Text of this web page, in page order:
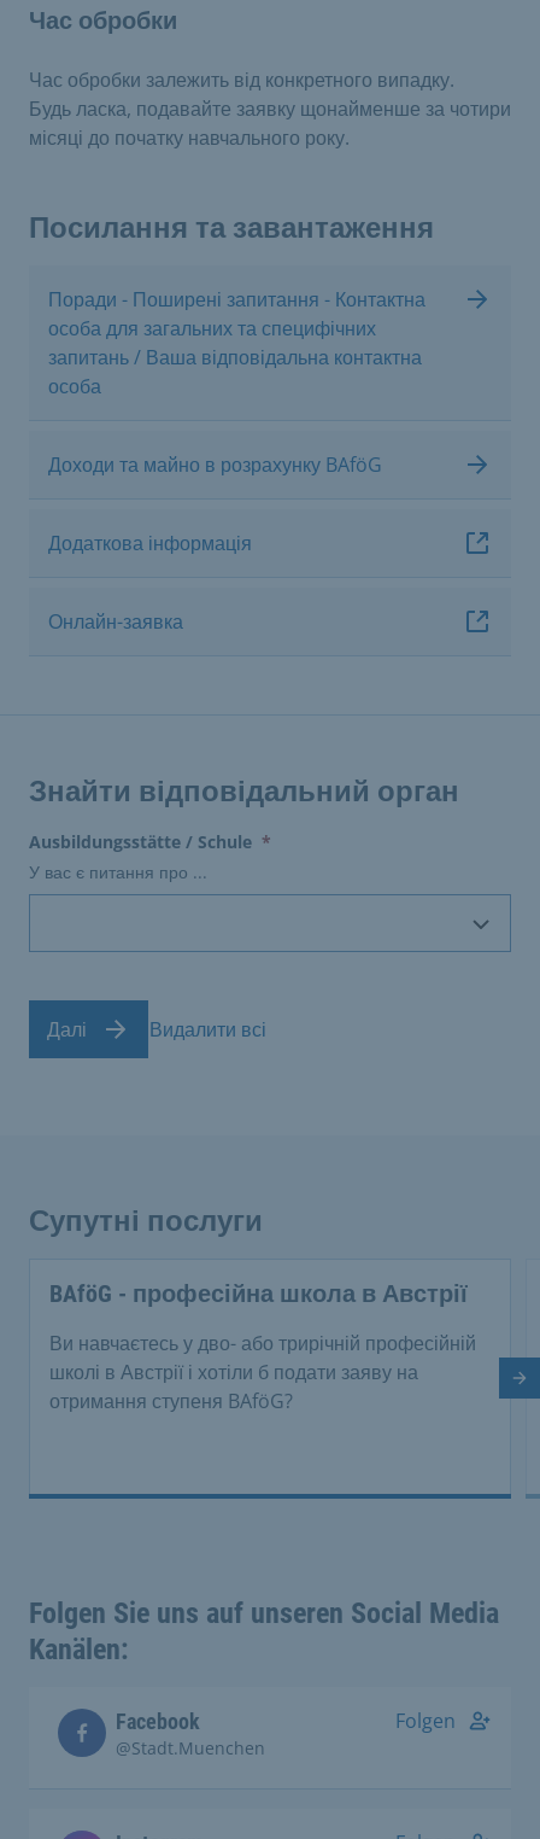
Час обробки
Час обробки залежить від конкретного випадку.
Будь ласка, подавайте заявку щонайменше за чотири
місяці до початку навчального року.
Посилання та завантаження
Поради - Поширені запитання - Контактна
особа для загальних та специфічних
запитань / Ваша відповідальна контактна
особа
Доходи та майно в розрахунку BAföG
Додаткова інформація
Онлайн-заявка
Знайти відповідальний орган
Ausbildungsstätte / Schule *
У вас є питання про ...
Далі Видалити всі
Супутні послуги
BAföG - професійна школа в Австрії
Ви навчаєтесь у дво- або трирічній професійній
школі в Австрії і хотіли б подати заяву на
отримання ступеня BAföG?
Folgen Sie uns auf unseren Social Media
Kanälen:
Facebook
@Stadt.Muenchen
Folgen